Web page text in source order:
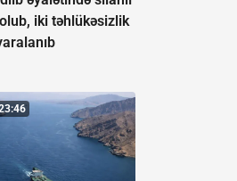
iki təhlükəsizlik